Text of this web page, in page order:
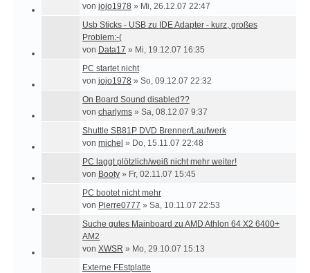
von jojo1978 » Mi, 26.12.07 22:47
Usb Sticks - USB zu IDE Adapter - kurz, großes
Problem:-(
von Data17 » Mi, 19.12.07 16:35
PC startet nicht
von jojo1978 » So, 09.12.07 22:32
On Board Sound disabled??
von charlyms » Sa, 08.12.07 9:37
Shuttle SB81P DVD Brenner/Laufwerk
von michel » Do, 15.11.07 22:48
PC laggt plötzlich/weiß nicht mehr weiter!
von Booty » Fr, 02.11.07 15:45
PC bootet nicht mehr
von Pierre0777 » Sa, 10.11.07 22:53
Suche gutes Mainboard zu AMD Athlon 64 X2 6400+
AM2
von XWSR » Mo, 29.10.07 15:13
Externe FEstplatte